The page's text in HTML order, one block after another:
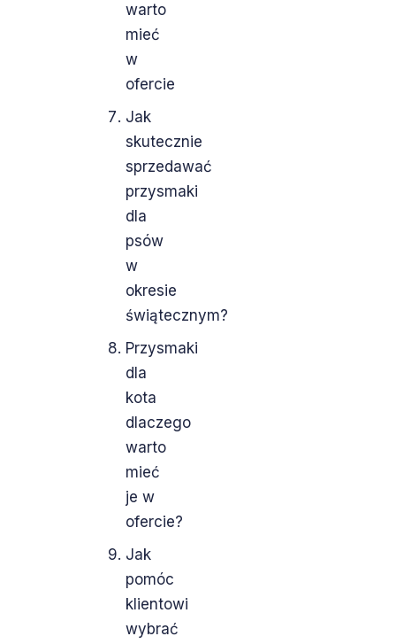
warto
mieć
w
ofercie
Jak
skutecznie
sprzedawać
przysmaki
dla
psów
w
okresie
świątecznym?
Przysmaki
dla
kota
dlaczego
warto
mieć
je w
ofercie?
Jak
pomóc
klientowi
wybrać